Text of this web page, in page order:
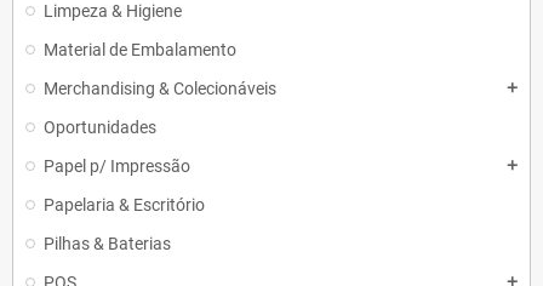
Limpeza & Higiene
Material de Embalamento
Merchandising & Colecionáveis
add
Oportunidades
Papel p/ Impressão
add
Papelaria & Escritório
Pilhas & Baterias
add